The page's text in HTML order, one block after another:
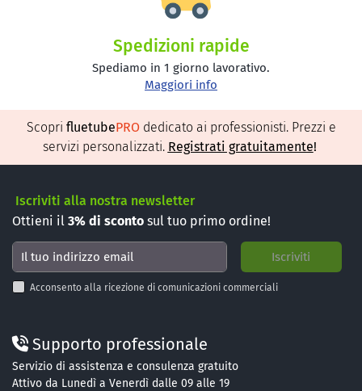
Spedizioni rapide
Spediamo in 1 giorno lavorativo.
Maggiori info
Scopri fluetubePRO dedicato ai professionisti. Prezzi e
servizi personalizzati. Registrati gratuitamente!
Iscriviti alla nostra newsletter
Ottieni il 3% di sconto sul tuo primo ordine!
Acconsento alla ricezione di comunicazioni commerciali
Supporto professionale
Servizio di assistenza e consulenza gratuito
Attivo da Lunedì a Venerdì dalle 09 alle 19